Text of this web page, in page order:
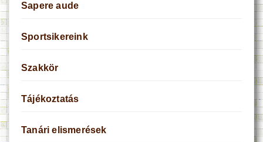
Sapere aude
Sportsikereink
Szakkör
Tájékoztatás
Tanári elismerések